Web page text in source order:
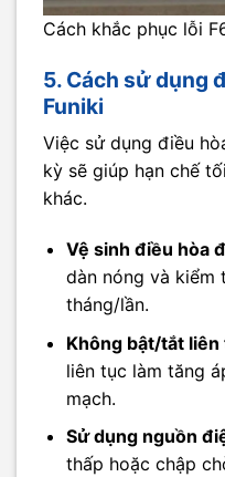
Cách khắc phục lỗi
5. Cách sử dụng
Funiki
Việc sử dụng điều
kỳ sẽ giúp hạn chế
khác.
Vệ sinh điều hòa
dàn nóng và kiểm
tháng/lần.
Không bật/tắt liên
liên tục làm tăng
mạch.
Sử dụng nguồn
thấp hoặc chập